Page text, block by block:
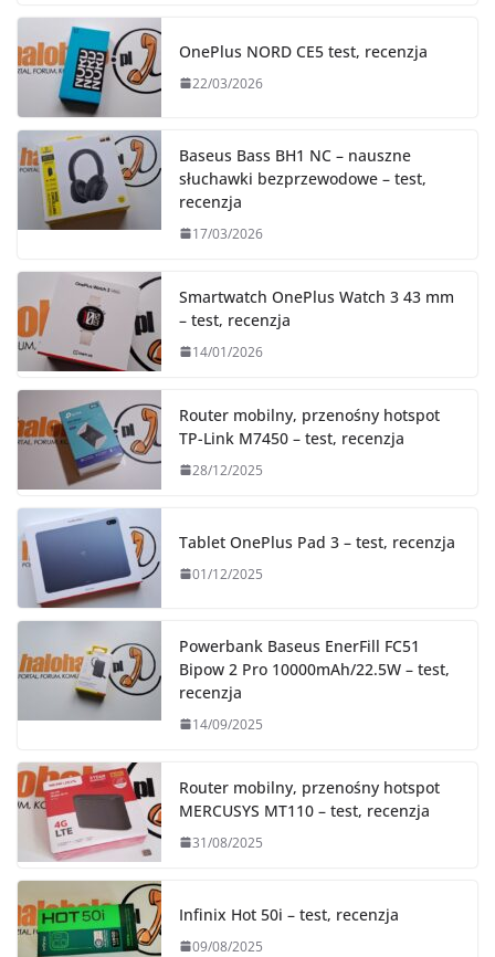
OnePlus NORD CE5 test, recenzja
22/03/2026
Baseus Bass BH1 NC – nauszne
słuchawki bezprzewodowe – test,
recenzja
17/03/2026
Smartwatch OnePlus Watch 3 43 mm
– test, recenzja
14/01/2026
Router mobilny, przenośny hotspot
TP-Link M7450 – test, recenzja
28/12/2025
Tablet OnePlus Pad 3 – test, recenzja
01/12/2025
Powerbank Baseus EnerFill FC51
Bipow 2 Pro 10000mAh/22.5W – test,
recenzja
14/09/2025
Router mobilny, przenośny hotspot
MERCUSYS MT110 – test, recenzja
31/08/2025
Infinix Hot 50i – test, recenzja
09/08/2025